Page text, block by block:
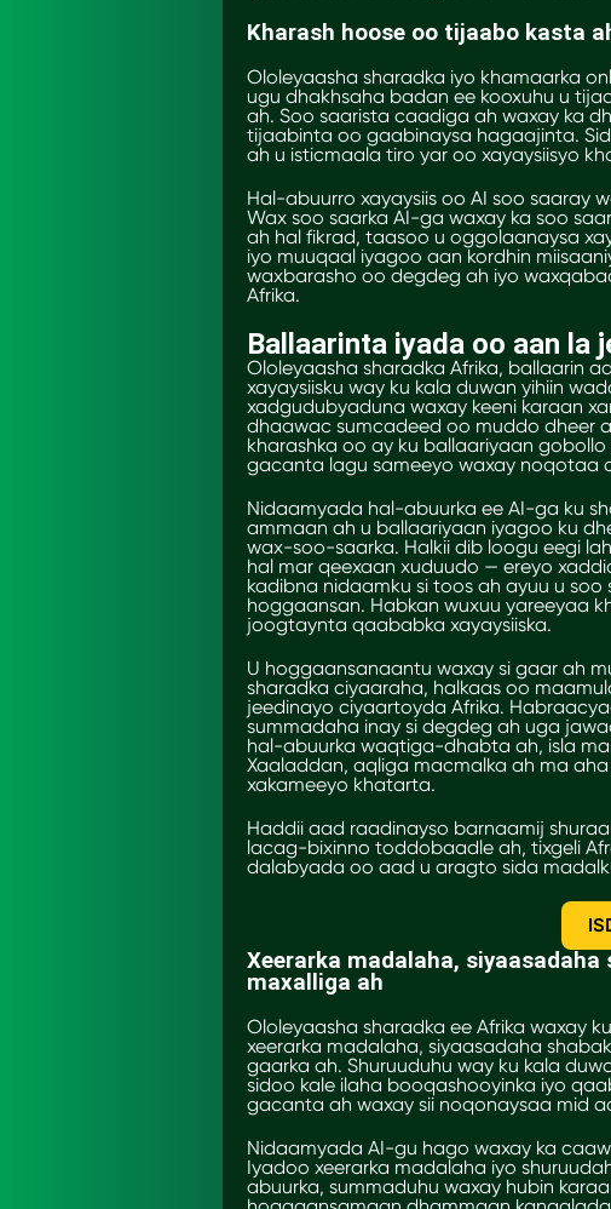
Kharash hoose oo tijaabo kasta
Ololeyaasha sharadka iyo khamaarka
ugu dhakhsaha badan ee kooxuhu u
ah. Soo saarista caadiga ah waxay ka
tijaabinta oo gaabinaysa hagaajinta.
ah u isticmaala tiro yar oo xayaysiisyo
Hal-abuurro xayaysiis oo AI soo saaray
Wax soo saarka AI-ga waxay ka soo
ah hal fikrad, taasoo u oggolaanaysa
iyo muuqaal iyagoo aan kordhin
waxbarasho oo degdeg ah iyo
Afrika.
Ballaarinta iyada oo aan la
Ololeyaasha sharadka Afrika, ballaarin
xayaysiisku way ku kala duwan yihiin
xadgudubyaduna waxay keeni karaan
dhaawac sumcadeed oo muddo dheer
kharashka oo ay ku ballaariyaan
gacanta lagu sameeyo waxay noqotaa
Nidaamyada hal-abuurka ee AI-ga ku
ammaan ah u ballaariyaan iyagoo ku
wax-soo-saarka. Halkii dib loogu eegi
hal mar qeexaan xuduudo — ereyo
kadibna nidaamku si toos ah ayuu u
hoggaansan. Habkan wuxuu yareeyaa
joogtaynta qaababka xayaysiiska.
U hoggaansanaantu waxay si gaar ah
sharadka ciyaaraha, halkaas oo
jeedinayo ciyaartoyda Afrika.
summadaha inay si degdeg ah uga
hal-abuurka waqtiga-dhabta ah, isla
Xaaladdan, aqliga macmalka ah ma
xakameeyo khatarta.
Haddii aad raadinayso barnaamij
lacag-bixinno toddobaadle ah, tixgeli
dalabyada oo aad u aragto sida
Xeerarka madalaha,
maxalliga ah
Ololeyaasha sharadka ee Afrika waxay
xeerarka madalaha, siyaasadaha
gaarka ah. Shuruuduhu way ku kala
sidoo kale ilaha booqashooyinka iyo
gacanta ah waxay sii noqonaysaa mid
Nidaamyada AI-gu hago waxay ka
Iyadoo xeerarka madalaha iyo
abuurka, summaduhu waxay hubin